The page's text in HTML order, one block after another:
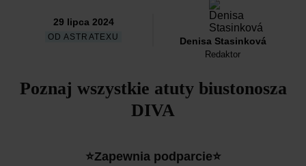
29 lipca 2024
OD ASTRATEXU Denisa Stasinková
Redaktor
Poznaj wszystkie atuty biustonosza
DIVA
⭐Zapewnia podparcie⭐